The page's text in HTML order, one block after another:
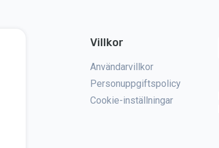
Villkor
Användarvillkor
Personuppgiftspolicy
Cookie-inställningar